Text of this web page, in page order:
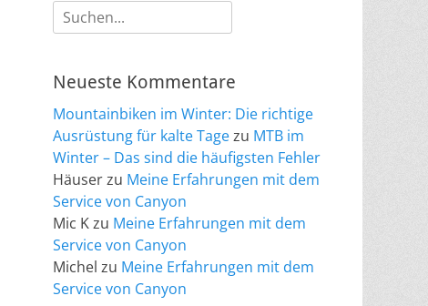
Suche
nach:
Neueste Kommentare
Mountainbiken im Winter: Die richtige
Ausrüstung für kalte Tagezu MTB im
Winter – Das sind die häufigsten Fehler
Häuserzu Meine Erfahrungen mit dem
Service von Canyon
Mic Kzu Meine Erfahrungen mit dem
Service von Canyon
Michel zu Meine Erfahrungen mit dem
Service von Canyon